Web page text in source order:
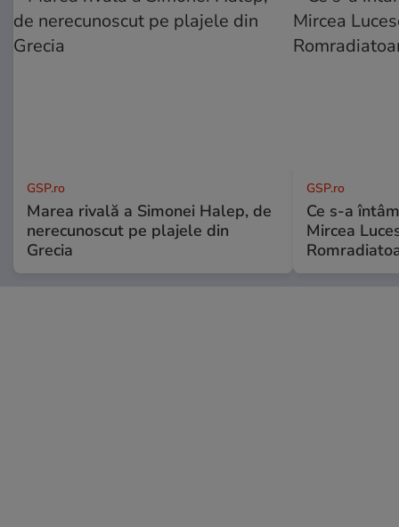
GSP.ro
Marea rivală a Simonei Halep, de
nerecunoscut pe plajele din
Grecia
GSP.ro
Ce s-a
Mircea